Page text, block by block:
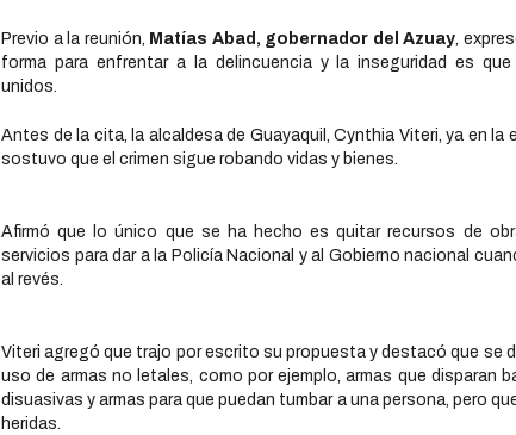
Previo a la reunión, Matías Abad, gobernador del Azuay ,
forma para enfrentar a la delincuencia y la inseguridad es
unidos.
Antes de la cita, la alcaldesa de Guayaquil, Cynthia Viteri, ya en la
sostuvo que el crimen sigue robando vidas y bienes.
Afirmó que lo único que se ha hecho es quitar recursos de
servicios para dar a la Policía Nacional y al Gobierno nacional
al revés.
Viteri agregó que trajo por escrito su propuesta y destacó que se
uso de armas no letales, como por ejemplo, armas que disparan
disuasivas y armas para que puedan tumbar a una persona, pero
heridas.